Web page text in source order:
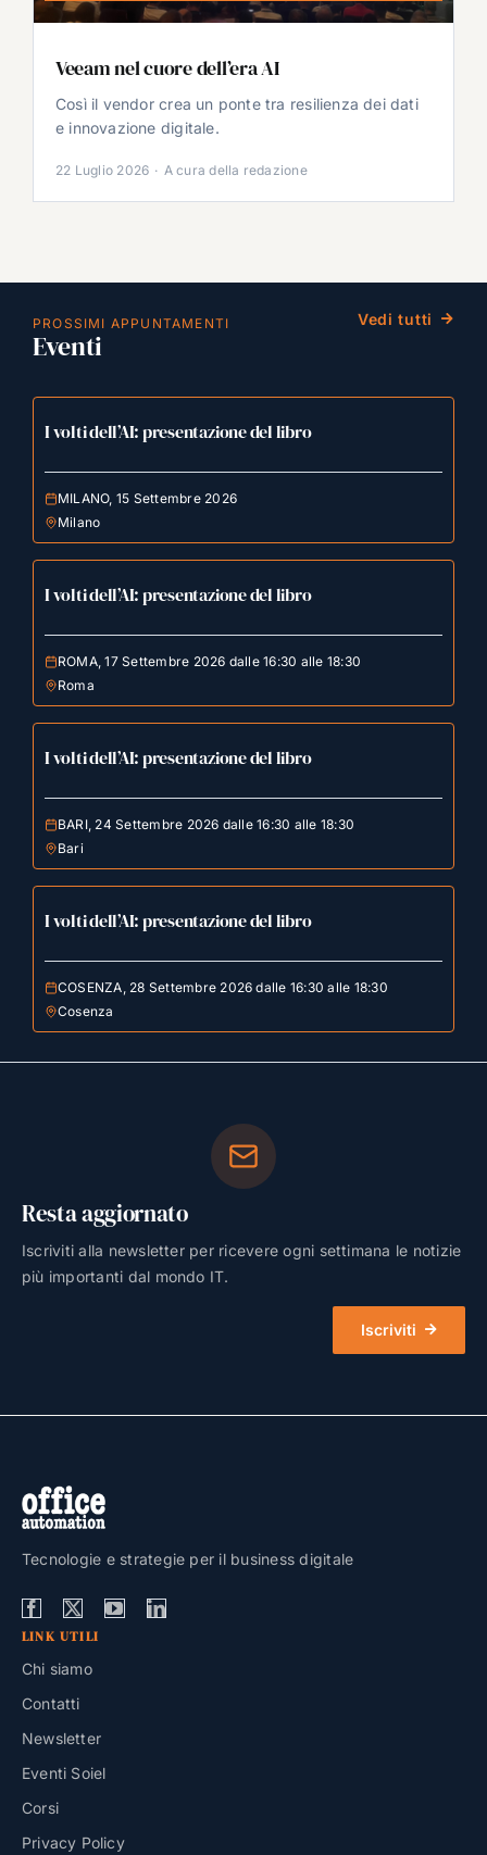
Veeam nel cuore dell’era AI
Così il vendor crea un ponte tra resilienza dei dati
e innovazione digitale.
22 Luglio 2026 · A cura della redazione
PROSSIMI APPUNTAMENTI
Eventi
Vedi tutti
I volti dell’AI: presentazione del libro
MILANO, 15 Settembre 2026
Milano
I volti dell’AI: presentazione del libro
ROMA, 17 Settembre 2026 dalle 16:30 alle 18:30
Roma
I volti dell’AI: presentazione del libro
BARI, 24 Settembre 2026 dalle 16:30 alle 18:30
Bari
I volti dell’AI: presentazione del libro
COSENZA, 28 Settembre 2026 dalle 16:30 alle 18:30
Cosenza
Resta aggiornato
Iscriviti alla newsletter per ricevere ogni settimana le notizie
più importanti dal mondo IT.
Iscriviti
Tecnologie e strategie per il business digitale
LINK UTILI
Chi siamo
Contatti
Newsletter
Eventi Soiel
Corsi
Privacy Policy